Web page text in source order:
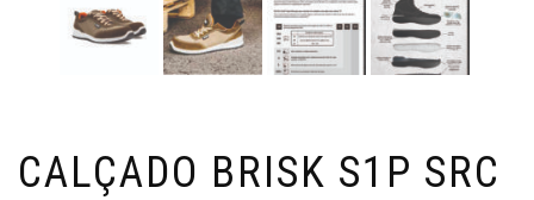
CALÇADO BRISK S1P SRC